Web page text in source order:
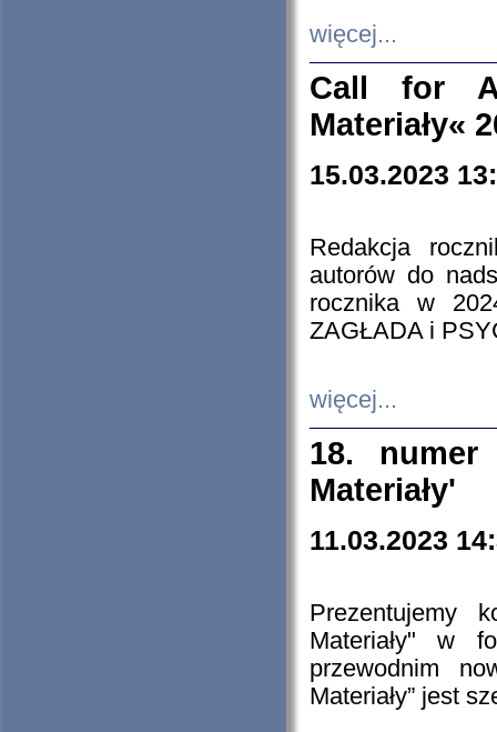
więcej...
Call for
Materiały«
15.03.2023
Redakcja
autorów do
rocznika w
ZAGŁADA i
więcej...
18. numer
Materiały'
11.03.2023
Prezentujemy
Materiały" w
przewodnim
Materiały” jest